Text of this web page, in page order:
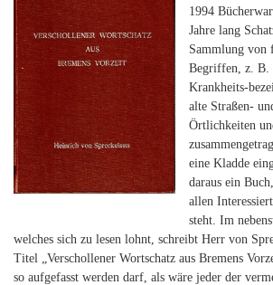
1994
Jahre lang
Sammlung von
Begriffen, z. B.
Krankheits-
alte Straßen-
Örtlichkeiten
eine Kladde
daraus ein
allen
steht. Im
welches sich zu lesen lohnt, schreibt Herr von
Titel „Verschollener Wortschatz aus Bremens
so aufgefasst werden darf, als wäre jeder der